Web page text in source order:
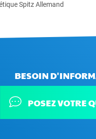
Spitz Allemand
BESOIN
POSEZ VOTRE